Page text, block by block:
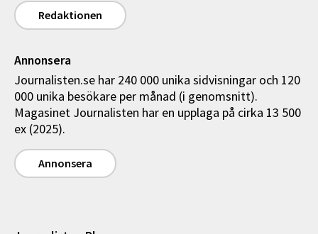
Redaktionen
Annonsera
Journalisten.se har 240 000 unika sidvisningar och 120
000 unika besökare per månad (i genomsnitt).
Magasinet Journalisten har en upplaga på cirka 13 500
ex (2025).
Annonsera